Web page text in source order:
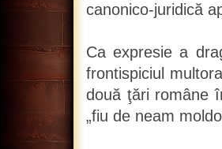
canonico-juridică
Ca expresie a
frontispiciul
două ţări române
„fiu de neam